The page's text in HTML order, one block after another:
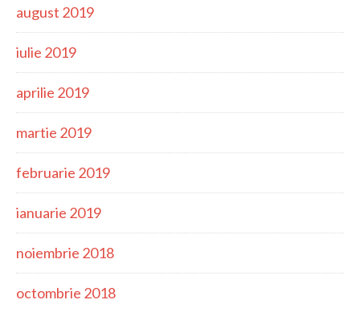
august 2019
iulie 2019
aprilie 2019
martie 2019
februarie 2019
ianuarie 2019
noiembrie 2018
octombrie 2018